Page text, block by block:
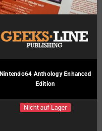
Nintendo64 Anthology Enhanced
Edition
Nicht auf Lager